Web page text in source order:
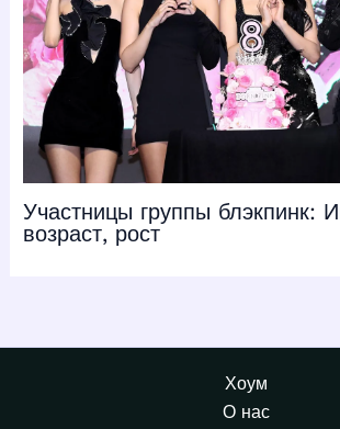
Участницы группы блэкпинк:
возраст, рост
Хоум
О нас